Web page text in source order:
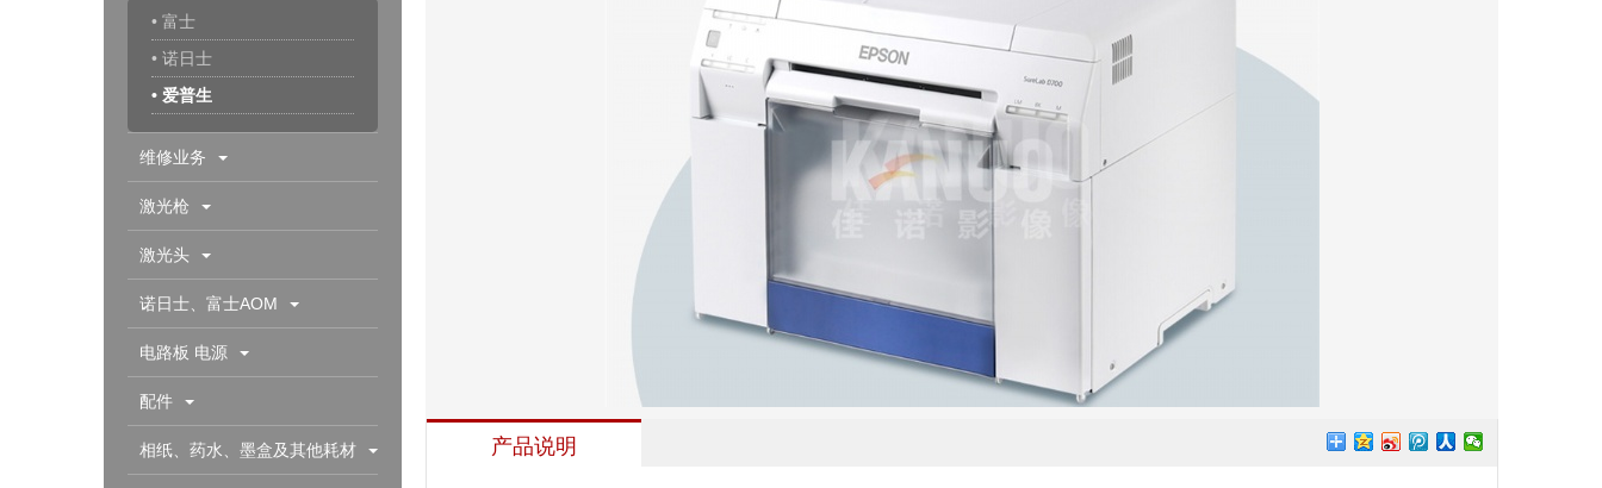
• 富士
• 诺日士
• 爱普生
维修业务
激光枪
激光头
诺日士、富士AOM
电路板 电源
配件
相纸、药水、墨盒及其他耗材 产品说明